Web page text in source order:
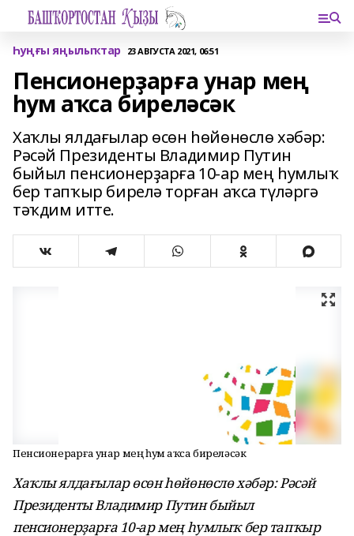
Һуңғы яңылыҡтар 23 АВГУСТА 2021, 06:51
Пенсионерҙарға унар мең
һум аҡса биреләсәк
Хаҡлы ялдағылар өсөн һөйөнөслө хәбәр:
Рәсәй Президенты Владимир Путин
быйыл пенсионерҙарға 10-ар мең һумлыҡ
бер тапҡыр бирелә торған аҡса түләргә
тәҡдим итте.
Пенсионерҙарға унар мең һум аҡса биреләсәк
Хаҡлы ялдағылар өсөн һөйөнөслө хәбәр: Рәсәй
Президенты Владимир Путин быйыл
пенсионерҙарға 10-ар мең һумлыҡ бер тапҡыр